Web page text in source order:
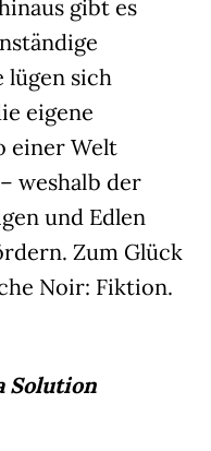
gibt es
lügen sich
eigene
einer Welt
weshalb der
und Edlen
Zum Glück
Noir: Fiktion.
Solution